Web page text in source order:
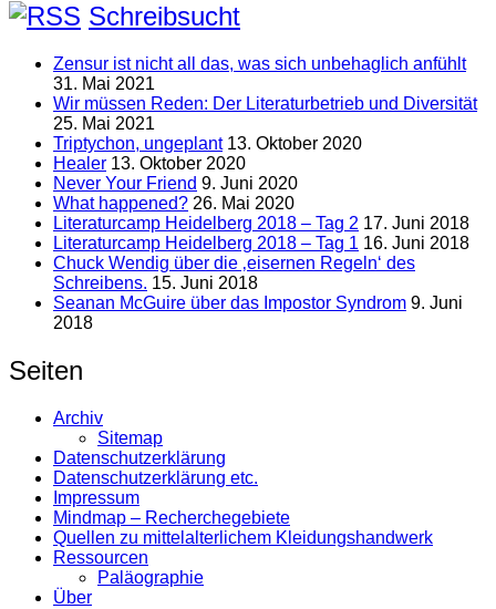
Schreibsucht
Zensur ist nicht all das, was sich unbehaglich anfühlt
31. Mai 2021
Wir müssen Reden: Der Literaturbetrieb und Diversität
25. Mai 2021
Triptychon, ungeplant 13. Oktober 2020
Healer 13. Oktober 2020
Never Your Friend 9. Juni 2020
What happened? 26. Mai 2020
Literaturcamp Heidelberg 2018 – Tag 2 17. Juni 2018
Literaturcamp Heidelberg 2018 – Tag 1 16. Juni 2018
Chuck Wendig über die ‚eisernen Regeln‘ des
Schreibens. 15. Juni 2018
Seanan McGuire über das Impostor Syndrom 9. Juni
2018
Seiten
Archiv
Sitemap
Datenschutzerklärung
Datenschutzerklärung etc.
Impressum
Mindmap – Recherchegebiete
Quellen zu mittelalterlichem Kleidungshandwerk
Ressourcen
Paläographie
Über